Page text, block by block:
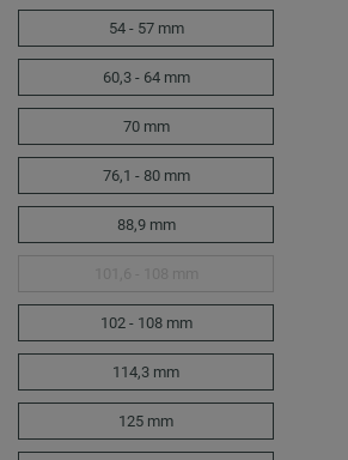
54 - 57 mm
60,3 - 64 mm
70 mm
76,1 - 80 mm
88,9 mm
102 - 108 mm
114,3 mm
125 mm